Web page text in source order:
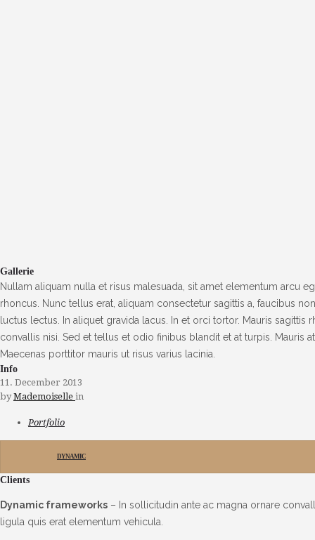
Gallerie
Nullam aliquam nulla et risus malesuada, sit amet elementum arcu
rhoncus. Nunc tellus erat, aliquam consectetur sagittis a, faucibus
luctus lectus. In aliquet gravida lacus. In et orci tortor. Mauris
convallis nisi. Sed et tellus et odio finibus blandit et at turpis. Mauris
Maecenas porttitor mauris ut risus varius lacinia.
Info
11. December 2013
by Mademoiselle in
Portfolio
DYNAMIC
Clients
Dynamic frameworks – In sollicitudin ante ac magna ornare
ligula quis erat elementum vehicula.